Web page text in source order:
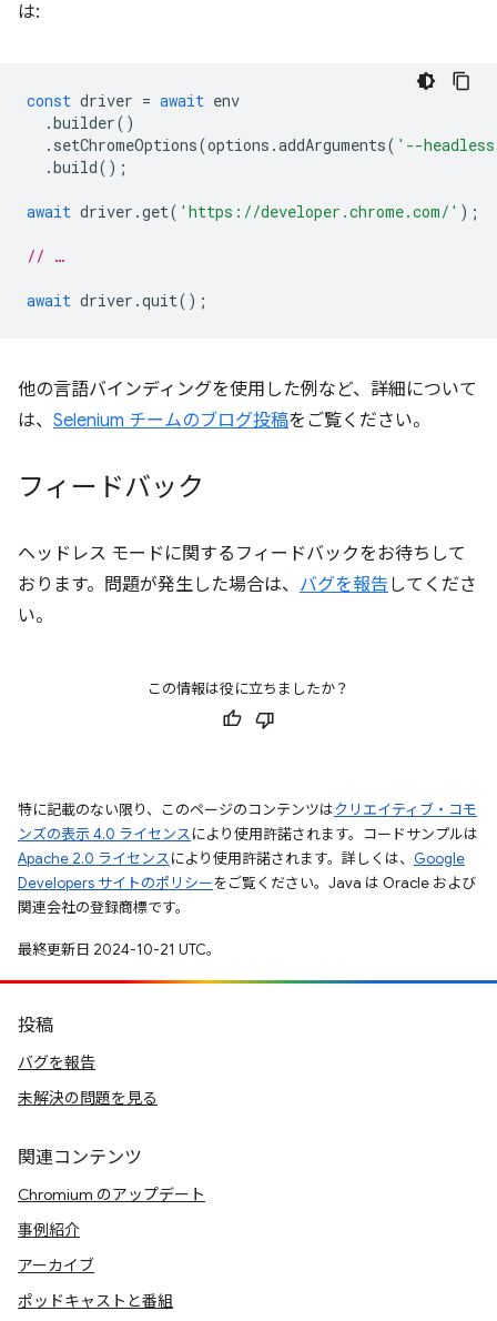
は:
const driver = await env
.builder()
. setChromeOptions(options .addArguments( '--
.build();
await driver .get( 'https://developer.chrome.com/' );
// …
await driver .quit();
他の言語バインディングを使用した例など、詳細について
は、 Selenium チームのブログ投稿をご覧ください。
フィードバック
ヘッドレス モードに関するフィードバックをお待ちして
おります。問題が発生した場合は、 バグを報告 してくださ
い。
この情報は役に立ちましたか？
特に記載のない限り、このページのコンテンツはクリエイティブ・コモ
ンズの表示 4.0 ライセンスにより使用許諾されます。コードサンプルは
Apache 2.0 ライセンスにより使用許諾されます。詳しくは、 Google
Developers サイトのポリシーをご覧ください。Java は Oracle および
関連会社の登録商標です。
最終更新日 2024-10-21 UTC。
投稿
バグを報告
未解決の問題を見る
関連コンテンツ
Chromium のアップデート
事例紹介
アーカイブ
ポッドキャストと番組